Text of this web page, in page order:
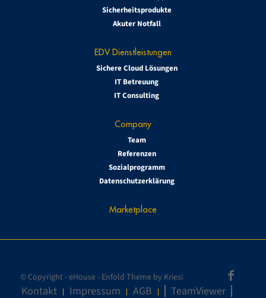
Sicherheitsprodukte
Akuter Notfall
EDV Dienstleistungen
Sichere Cloud Lösungen
IT Betreuung
IT Consulting
Company
Team
Referenzen
Sozialprogramm
Datenschutzerklärung
Marketplace
© Copyright -eHouse- Enfold Theme by Kriesi
Kontakt Impressum AGB TeamViewer